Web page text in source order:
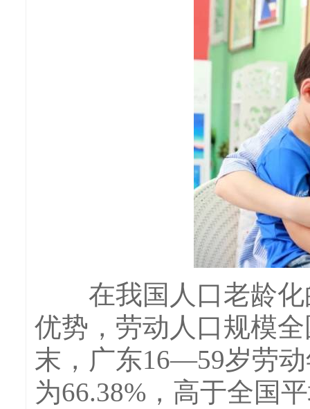
在我国人口老龄化
优势，劳动人口规模
末，广东16—59岁劳
为66.38%，高于全国